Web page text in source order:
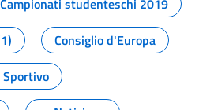
Campionati studenteschi 2019
Consiglio d'Europa